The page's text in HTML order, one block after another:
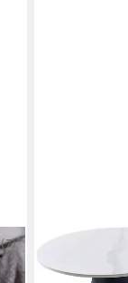
(7)
HELA
Couchtisch